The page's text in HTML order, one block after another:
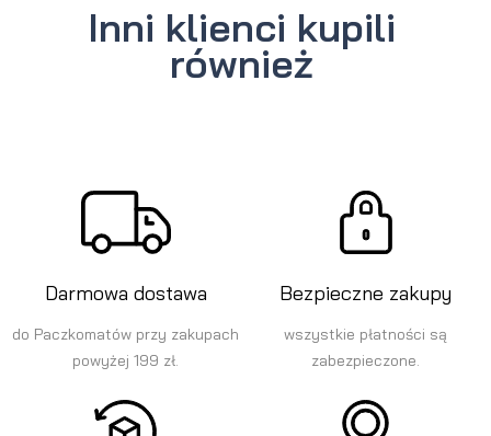
Inni klienci kupili
również
Darmowa dostawa
do Paczkomatów przy zakupach
powyżej 199 zł.
Bezpieczne zakupy
wszystkie płatności są
zabezpieczone.